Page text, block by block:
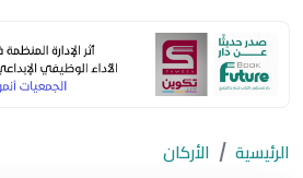
الرئيسية
الأركان